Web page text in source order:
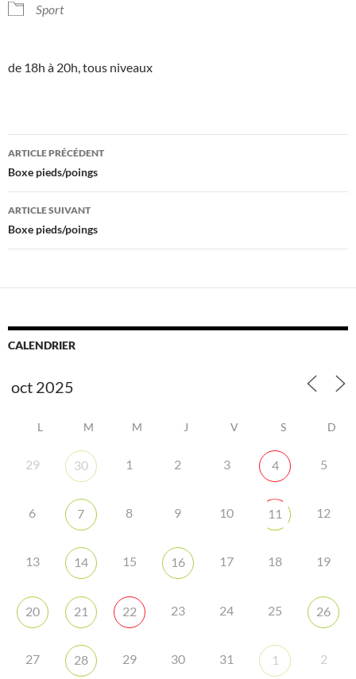
Sport
de 18h à 20h, tous niveaux
Navigation
des
articles
ARTICLE PRÉCÉDENT
Boxe pieds/poings
ARTICLE SUIVANT
Boxe pieds/poings
CALENDRIER
L M M J V S D
29 30 1 2 3 4 5
6 7 8 9 10 11 12
13 14 15 16 17 18 19
20 21 22 23 24 25 26
27 28 29 30 31 1 2